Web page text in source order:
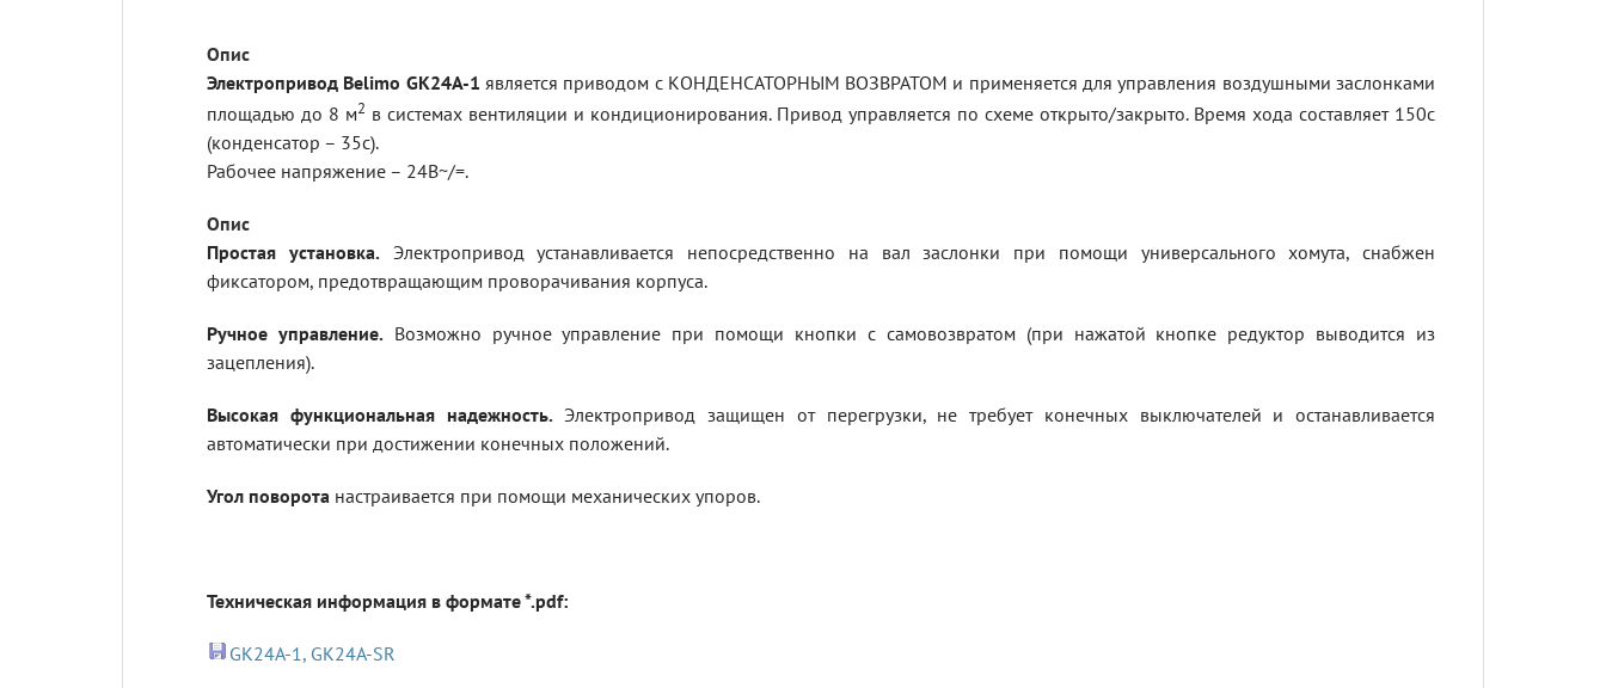
Электропривод Belimo GK24A-1 является приводом с КОНДЕНСАТОРНЫМ ВОЗВРАТОМ и применяется для управления воздушными заслонками
площадью до 8 м2 в системах вентиляции и кондиционирования. Привод управляется по схеме открыто/закрыто. Время хода составляет 150с
(конденсатор – 35с).
Рабочее напряжение – 24В~/=.
Простая установка.Электропривод устанавливается непосредственно на вал заслонки при помощи универсального хомута, снабжен
фиксатором, предотвращающим проворачивания корпуса.
Ручное управление.Возможно ручное управление при помощи кнопки с самовозвратом (при нажатой кнопке редуктор выводится из
зацепления).
Высокая функциональная надежность.Электропривод защищен от перегрузки, не требует конечных выключателей и останавливается
автоматически при достижении конечных положений.
Угол поворота настраивается при помощи механических упоров.
Техническая информация в формате *.pdf:
GK24A-1, GK24A-SR